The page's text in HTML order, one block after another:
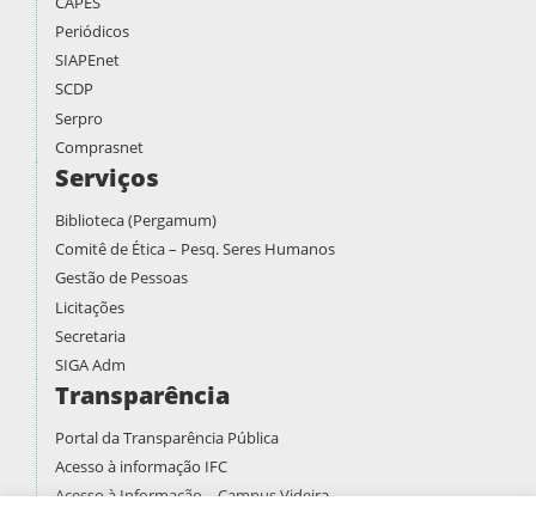
Periódicos
SIAPEnet
SCDP
Serpro
Comprasnet
Serviços
Biblioteca (Pergamum)
Comitê de Ética – Pesq. Seres Humanos
Gestão de Pessoas
Licitações
Secretaria
SIGA Adm
Transparência
Portal da Transparência Pública
Acesso à informação IFC
Acesso à Informação – Campus Videira